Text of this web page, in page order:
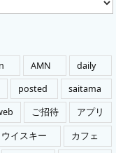
AMN
daily
posted
saitama
ご招待
アプリ
ウイスキー
カフェ